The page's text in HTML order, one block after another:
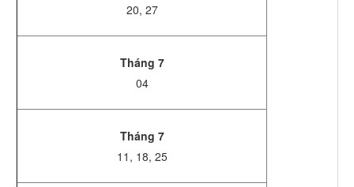
20, 27
Tháng 7
04
Tháng 7
11, 18, 25